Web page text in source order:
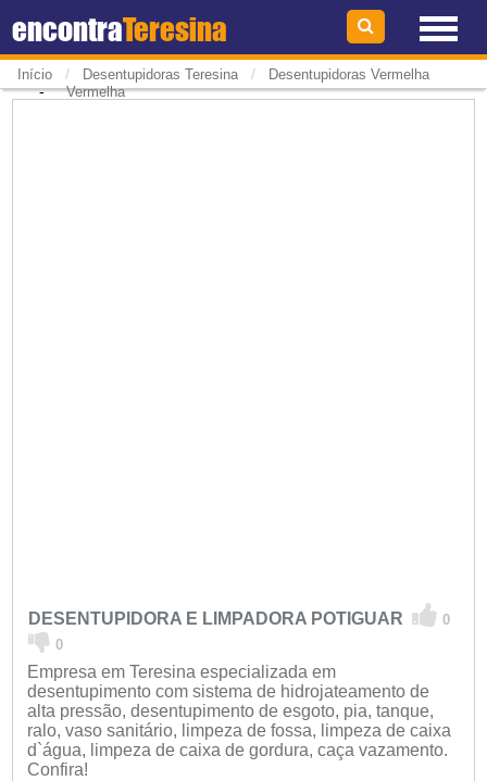
encontraTeresina
Início / Desentupidoras Teresina / Desentupidoras Vermelha
-Vermelha
DESENTUPIDORA E LIMPADORA POTIGUAR
0
0
Empresa em Teresina especializada em
desentupimento com sistema de hidrojateamento de
alta pressão, desentupimento de esgoto, pia, tanque,
ralo, vaso sanitário, limpeza de fossa, limpeza de caixa
d`água, limpeza de caixa de gordura, caça vazamento.
Confira!